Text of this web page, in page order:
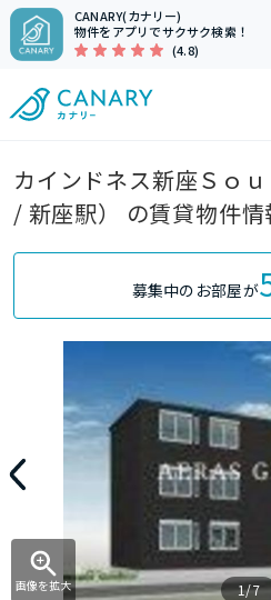
CANARY(カナリー)
物件をアプリでサクサク検索！
(4.8)
カインドネス新座Ｓｏ
/ 新座駅） の賃貸物件情
募集中のお部屋が
画像を拡大 1/7